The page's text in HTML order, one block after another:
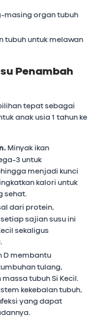
masing organ tubuh
tubuh untuk melawan
Penambah
tepat sebagai
anak usia 1 tahun ke
Minyak ikan
3 untuk
menjadi kunci
kalori untuk
sehat.
dari protein,
sajian susu ini
sekaligus
D membantu
tulang,
tubuh Si Kecil.
kekebalan tubuh,
yang dapat